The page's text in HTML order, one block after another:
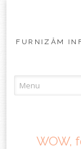
FURNIZĂM
WOW,